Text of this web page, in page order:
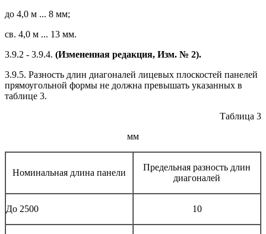
до 4,0 м ... 8 мм;
св. 4,0 м ... 13 мм.
3.9.2 - 3.9.4. (Измененная редакция, Изм. № 2).
3.9.5. Разность длин диагоналей лицевых плоскостей панелей
прямоугольной формы не должна превышать указанных в
таблице 3.
Таблица 3
мм
Номинальная длина панели
Предельная разность длин
диагоналей
До 2500 10